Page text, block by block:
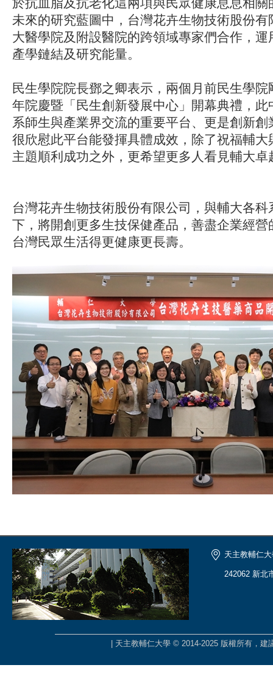
未來的研究藍圖中，台灣花卉生物技術股份
大醫學院及附設醫院的跨領域專家們合作，
產學鏈結及研究能量。
民生學院院長鄧之卿表示，兩個月前民生學
年院慶暨「民生創新發展中心」開幕典禮，此
系師生與產業界交流的重要平台、更是創新
很欣慰此平台能發揮具體成效，除了祝福輔大
主題順利成功之外，更希望更多人看見輔大卓
台灣花卉生物技術股份有限公司，與輔大各
下，將開創更多生技保健產品，善盡企業經營
台灣民眾生活得更健康更長壽。
天主教輔仁
242062 新北
| 天主教輔仁大學 © 2014-2025 版權所有，